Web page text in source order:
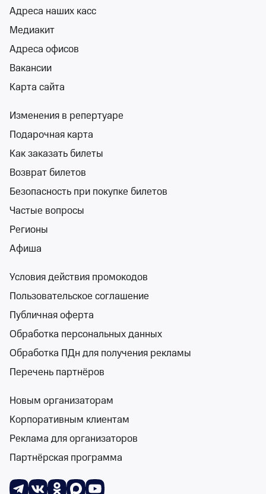
от 1 800 ₽
октябрь•осталось более 100 билетов
Волшебник Изумрудного города
Приморский театр молодежи
вс 13 сент, 11:00
вс 13 сентября, 11:00
Билеты от 600 ₽
Крошечка-Хаврошечка
Приморский краевой театр кукол
Приморский краевой театр кукол
от 500 ₽
Детям
Адреса наших касс
Медиакит
Адреса офисов
Вакансии
Карта сайта
Изменения в репертуаре
Подарочная карта
Как заказать билеты
Возврат билетов
Безопасность при покупке билетов
Частые вопросы
Регионы
Афиша
Условия действия промокодов
Пользовательское соглашение
Публичная оферта
Обработка персональных данных
Обработка ПДн для получения рекламы
Перечень партнёров
Новым организаторам
Корпоративным клиентам
Реклама для организаторов
Партнёрская программа